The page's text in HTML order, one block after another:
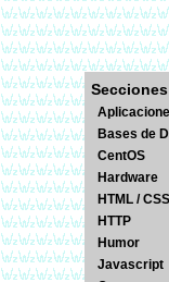
Secciones
Bases de
CentOS
Hardware
HTML / CSS
HTTP
Humor
Javascript